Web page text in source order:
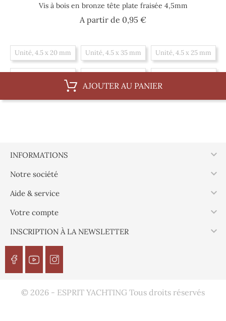
Vis à bois en bronze tête plate fraisée 4,5mm
A partir de 0,95 €Prix
Unité, 4.5 x 20 mm Unité, 4.5 x 35 mm Unité, 4.5 x 25 mm
Boite, 4.5 x 35 mm Boite, 4.5 x 25 mm Boite, 4.5 x 40 mm
AJOUTER AU PANIER
INFORMATIONS 
Notre société 
Aide & service 
Votre compte 
INSCRIPTION À LA NEWSLETTER 
© 2026 - ESPRIT YACHTING Tous droits réservés